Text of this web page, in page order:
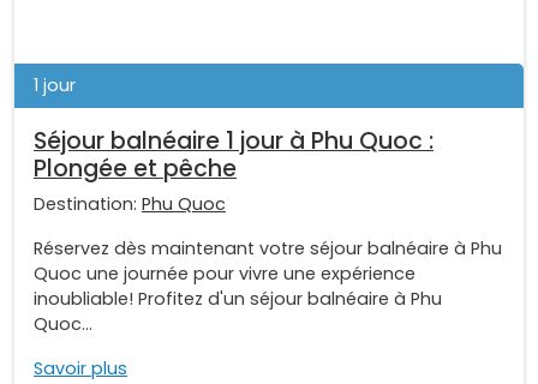
1 jour
Séjour balnéaire 1 jour à Phu Quoc :
Plongée et pêche
Destination: Phu Quoc
Réservez dès maintenant votre séjour balnéaire à Phu
Quoc une journée pour vivre une expérience
inoubliable! Profitez d'un séjour balnéaire à Phu
Quoc...
Savoir plus